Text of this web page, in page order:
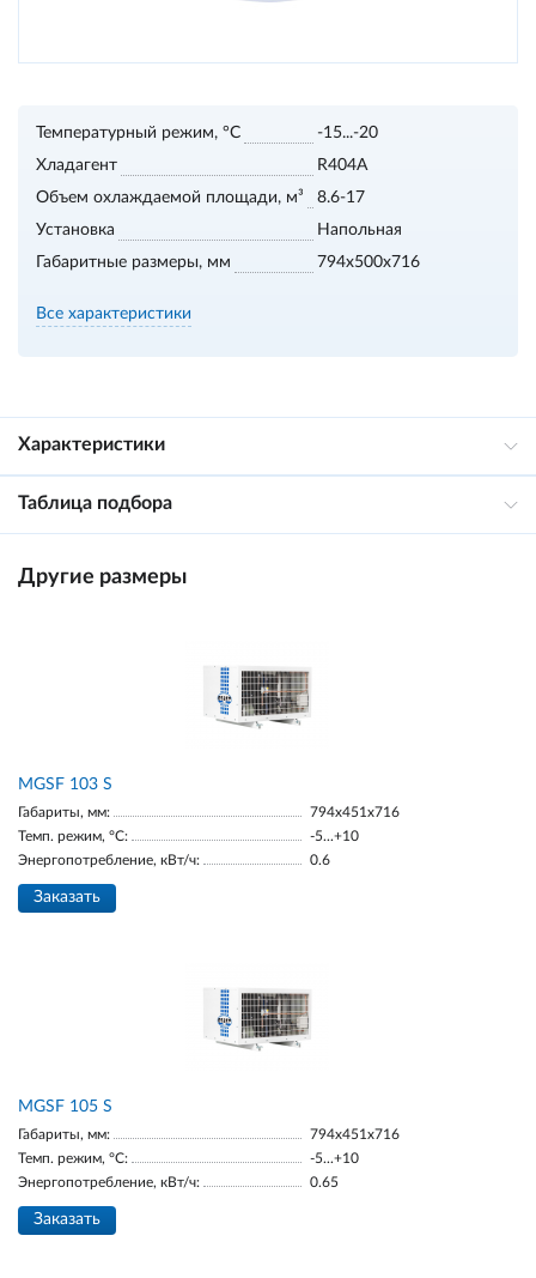
Температурный режим, °С
-15...-20
Хладагент
R404A
Объем охлаждаемой площади, м³
8.6-17
Установка
Напольная
Габаритные размеры, мм
794x500x716
Все характеристики
Характеристики
Таблица подбора
Другие размеры
MGSF 103 S
Габариты, мм:
794x451x716
Темп. режим, °С:
-5...+10
Энергопотребление, кВт/ч:
0.6
Заказать
МGSF 105 S
Габариты, мм:
794x451x716
Темп. режим, °С:
-5...+10
Энергопотребление, кВт/ч:
0.65
Заказать